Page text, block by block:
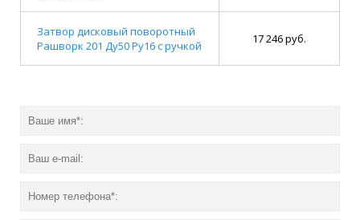
Затвор дисковый поворотный
Рашворк 201 Ду50 Ру16 с ручкой
17 246 руб.